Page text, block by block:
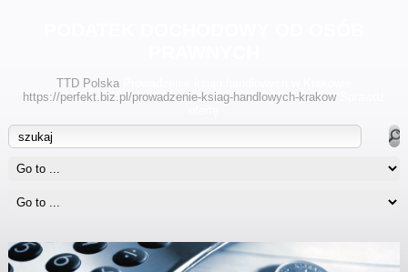
TTD PolskaProwadzenie ksiąg handlowych w Krakowie
https://perfekt.biz.pl/prowadzenie-ksiag-handlowych-krakowSprawdź